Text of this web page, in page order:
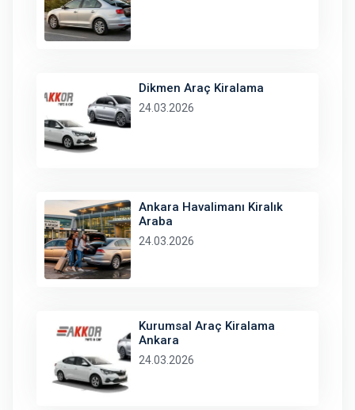
Dikmen Araç Kiralama
24.03.2026
Ankara Havalimanı Kiralık
Araba
24.03.2026
Kurumsal Araç Kiralama
Ankara
24.03.2026